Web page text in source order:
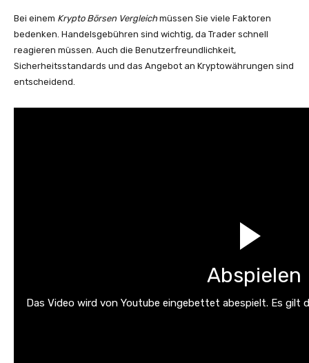
Bei einem Krypto Börsen Vergleich müssen Sie viele Faktoren
bedenken. Handelsgebühren sind wichtig, da Trader schnell
reagieren müssen. Auch die Benutzerfreundlichkeit,
Sicherheitsstandards und das Angebot an Kryptowährungen sind
entscheidend.
Abspielen
Das Video wird von Youtube eingebettet abespielt. Es gilt